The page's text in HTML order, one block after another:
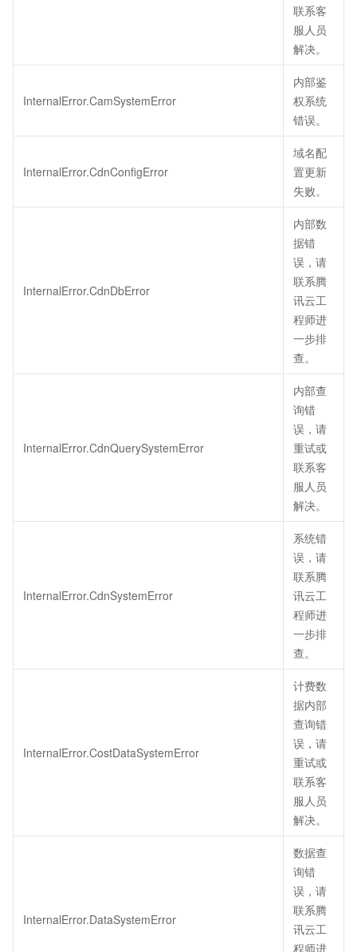
联系客
服人员
解决。
InternalError.CamSystemError
内部鉴
权系统
错误。
InternalError.CdnConfigError
域名配
置更新
失败。
InternalError.CdnDbError
内部数
据错
误，请
联系腾
讯云工
程师进
一步排
查。
InternalError.CdnQuerySystemError
内部查
询错
误，请
重试或
联系客
服人员
解决。
InternalError.CdnSystemError
系统错
误，请
联系腾
讯云工
程师进
一步排
查。
InternalError.CostDataSystemError
计费数
据内部
查询错
误，请
重试或
联系客
服人员
解决。
InternalError.DataSystemError
数据查
询错
误，请
联系腾
讯云工
程师进